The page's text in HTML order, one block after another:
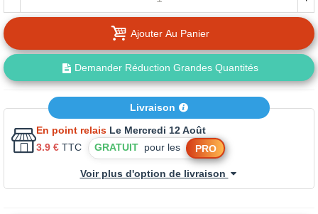
Ajouter Au Panier
Demander Réduction Grandes Quantités
Livraison
En point relais Le Mercredi 12 Août
3.9 € TTC GRATUIT pour les PRO
Voir plus d'option de livraison